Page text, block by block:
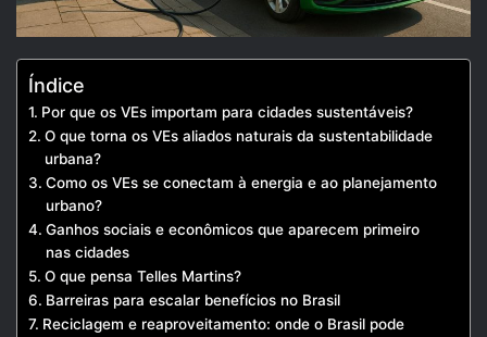
Índice
Por que os VEs importam para cidades sustentáveis?
O que torna os VEs aliados naturais da sustentabilidade
urbana?
Como os VEs se conectam à energia e ao planejamento
urbano?
Ganhos sociais e econômicos que aparecem primeiro
nas cidades
O que pensa Telles Martins?
Barreiras para escalar benefícios no Brasil
Reciclagem e reaproveitamento: onde o Brasil pode